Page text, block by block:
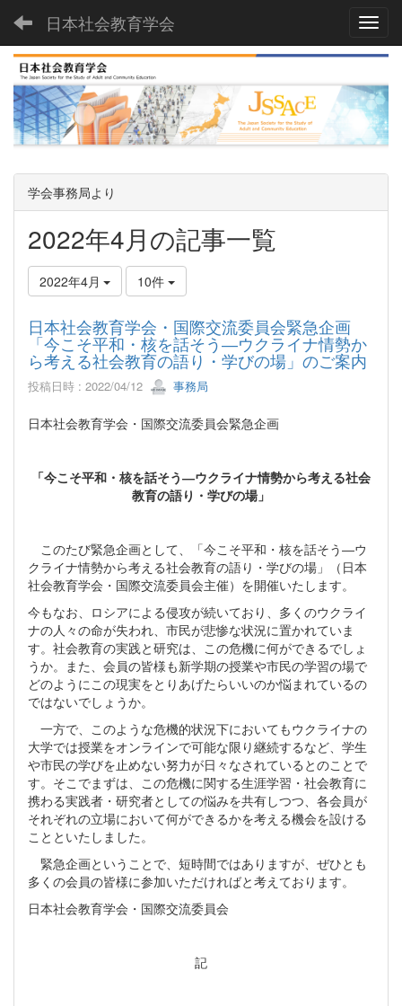
日本社会教育学会
学会事務局より
2022年4月の記事一覧
2022年4月 10件
日本社会教育学会・国際交流委員会緊急企画
「今こそ平和・核を話そう―ウクライナ情勢か
ら考える社会教育の語り・学びの場」のご案内
投稿日時 : 2022/04/12 事務局
日本社会教育学会・国際交流委員会緊急企画
「今こそ平和・核を話そう―ウクライナ情勢から考える社会
教育の語り・学びの場」
このたび緊急企画として、「今こそ平和・核を話そう―ウ
クライナ情勢から考える社会教育の語り・学びの場」（日本
社会教育学会・国際交流委員会主催）を開催いたします。
今もなお、ロシアによる侵攻が続いており、多くのウクライ
ナの人々の命が失われ、市民が悲惨な状況に置かれていま
す。社会教育の実践と研究は、この危機に何ができるでしょ
うか。また、会員の皆様も新学期の授業や市民の学習の場で
どのようにこの現実をとりあげたらいいのか悩まれているの
ではないでしょうか。
一方で、このような危機的状況下においてもウクライナの
大学では授業をオンラインで可能な限り継続するなど、学生
や市民の学びを止めない努力が日々なされているとのことで
す。そこでまずは、この危機に関する生涯学習・社会教育に
携わる実践者・研究者としての悩みを共有しつつ、各会員が
それぞれの立場において何ができるかを考える機会を設ける
ことといたしました。
緊急企画ということで、短時間ではありますが、ぜひとも
多くの会員の皆様に参加いただければと考えております。
日本社会教育学会・国際交流委員会
記